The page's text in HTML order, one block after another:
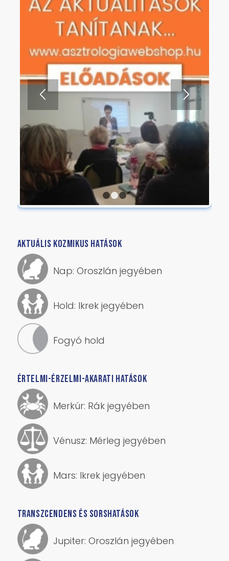
1 2 3
AKTUÁLIS KOZMIKUS HATÁSOK
Nap: Oroszlán jegyében
Hold: Ikrek jegyében
Fogyó hold
ÉRTELMI-ÉRZELMI-AKARATI HATÁSOK
Merkúr: Rák jegyében
Vénusz: Mérleg jegyében
Mars: Ikrek jegyében
TRANSZCENDENS ÉS SORSHATÁSOK
Jupiter: Oroszlán jegyében